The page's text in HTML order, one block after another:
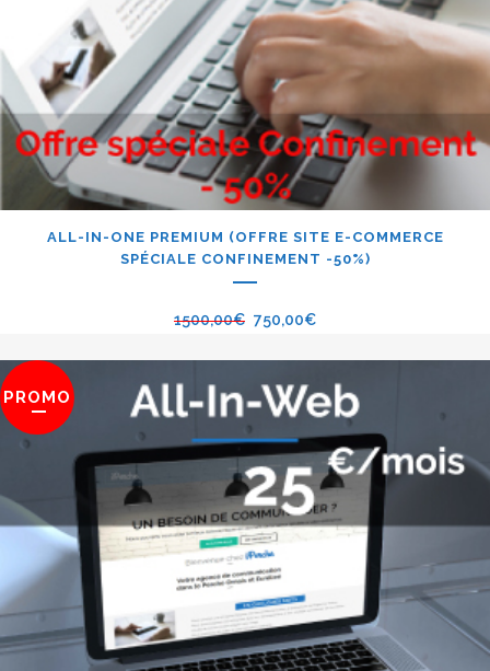
ALL-IN-ONE PREMIUM (OFFRE SITE E-COMMERCE
SPÉCIALE CONFINEMENT -50%)
1500,00€ 750,00€
PROMO